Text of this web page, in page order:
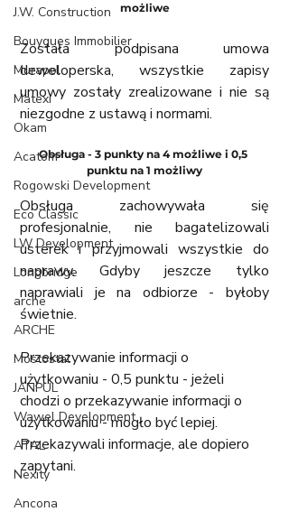
J.W. Construction
Bouygues Immobilier
Murapol
Matexi
Okam
Acatom
Rogowski Development
Eco Classic
LW Development
Longbridge
arche
ARCHE
Mostostal
JANPUL
Wawel Development
ATAL
Nexity
Ancona
możliwe
Została podpisana umowa
deweloperska, wszystkie zapisy
umowy zostały zrealizowane i nie są
niezgodne z ustawą i normami.
Obsługa - 3 punkty na 4 możliwe i 0,5
punktu na 1 możliwy
Obsługa zachowywała się
profesjonalnie, nie bagatelizowali
usterek i przyjmowali wszystkie do
naprawy. Gdyby jeszcze tylko
naprawiali je na odbiorze - byłoby
świetnie.
Przekazywanie informacji o
użytkowaniu - 0,5 punktu - jeżeli
chodzi o przekazywanie informacji o
użytkowaniu - mogło być lepiej.
Przekazywali informacje, ale dopiero
zapytani.